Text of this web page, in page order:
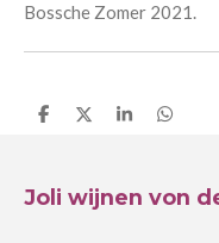
Bossche Zomer 2021.
D
n
D
S
e
D
n
Joli wijnen von